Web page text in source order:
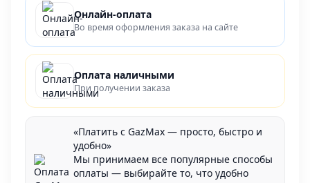
Онлайн-оплата
Во время оформления заказа на сайте
Оплата наличными
При получении заказа
«Платить с GazMax — просто, быстро и
удобно»
Мы принимаем все популярные способы
оплаты — выбирайте то, что удобно